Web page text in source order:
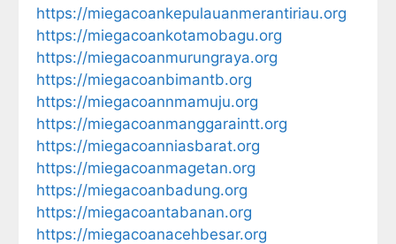
https://miegacoankepulauanmerantiriau.org
https://miegacoankotamobagu.org
https://miegacoanmurungraya.org
https://miegacoanbimantb.org
https://miegacoannmamuju.org
https://miegacoanmanggaraintt.org
https://miegacoanniasbarat.org
https://miegacoanmagetan.org
https://miegacoanbadung.org
https://miegacoantabanan.org
https://miegacoanacehbesar.org